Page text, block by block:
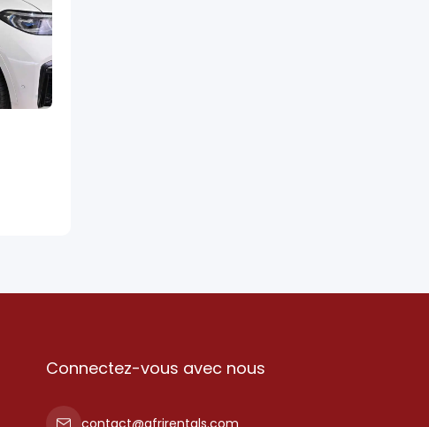
Connectez-vous avec nous
contact@afrirentals.com